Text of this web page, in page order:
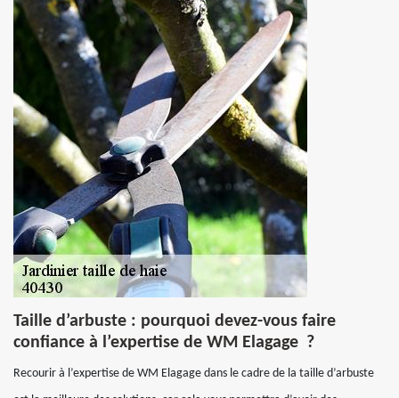
Taille d’arbuste : pourquoi devez-vous faire
confiance à l’expertise de WM Elagage ?
Recourir à l’expertise de WM Elagage dans le cadre de la taille d’arbuste